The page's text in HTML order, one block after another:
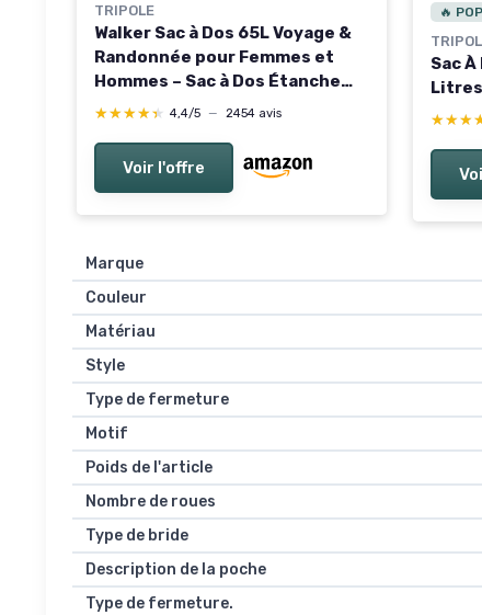
TRIPOLE
Walker Sac à Dos 65L Voyage &
Randonnée pour Femmes et
Hommes – Sac à Dos Étanche
avec Cadre Interne, Housse de
Ordinateur Portable, Orange 65
Litres Orange
★★★★★
★★★★★ 4,4/5 — 2454 avis
Voir l'offre
🔥
Sac
Marque
Couleur
Matériau
Style
Type de fermeture
Motif
Poids de l'article
Nombre de roues
Type de bride
Description de la poche
Type de fermeture.